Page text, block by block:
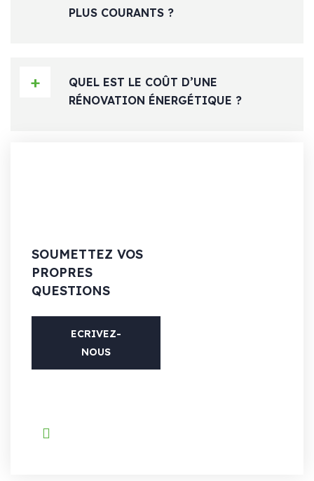
PLUS COURANTS ?
QUEL EST LE COÛT D’UNE
RÉNOVATION ÉNERGÉTIQUE ?
SOUMETTEZ VOS
PROPRES
QUESTIONS
ECRIVEZ-
NOUS